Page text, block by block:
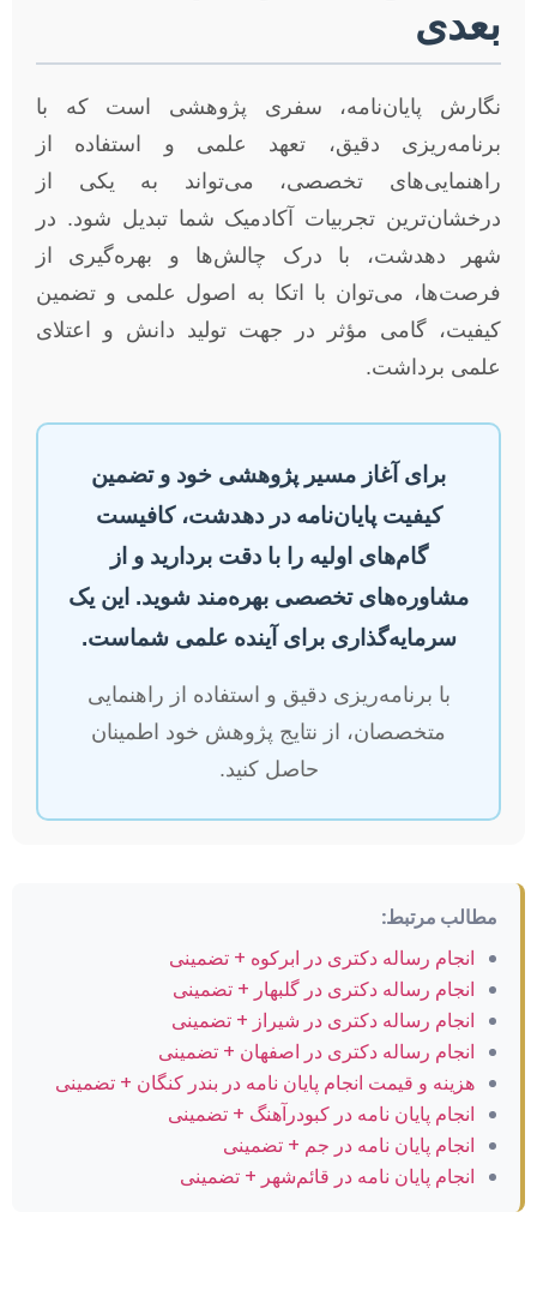
بعدی
نگارش پایان‌نامه، سفری پژوهشی است که با
برنامه‌ریزی دقیق، تعهد علمی و استفاده از
راهنمایی‌های تخصصی، می‌تواند به یکی از
درخشان‌ترین تجربیات آکادمیک شما تبدیل شود. در
شهر دهدشت، با درک چالش‌ها و بهره‌گیری از
فرصت‌ها، می‌توان با اتکا به اصول علمی و تضمین
کیفیت، گامی مؤثر در جهت تولید دانش و اعتلای
علمی برداشت.
برای آغاز مسیر پژوهشی خود و تضمین
کیفیت پایان‌نامه در دهدشت، کافیست
گام‌های اولیه را با دقت بردارید و از
مشاوره‌های تخصصی بهره‌مند شوید. این یک
سرمایه‌گذاری برای آینده علمی شماست.
با برنامه‌ریزی دقیق و استفاده از راهنمایی
متخصصان، از نتایج پژوهش خود اطمینان
حاصل کنید.
مطالب مرتبط:
انجام رساله دکتری در ابرکوه + تضمینی
انجام رساله دکتری در گلبهار + تضمینی
انجام رساله دکتری در شیراز + تضمینی
انجام رساله دکتری در اصفهان + تضمینی
هزینه و قیمت انجام پایان نامه در بندر کنگان + تضمینی
انجام پایان نامه در کبودرآهنگ + تضمینی
انجام پایان نامه در جم + تضمینی
انجام پایان نامه در قائم‌شهر + تضمینی